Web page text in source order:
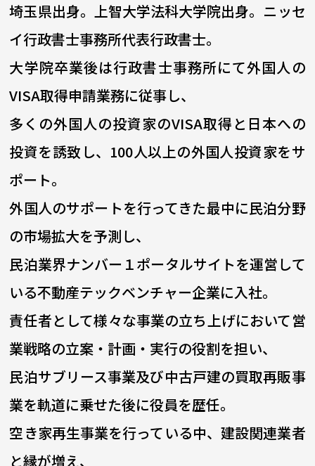
埼玉県出身。上智大学法科大学院出身。ニッセ
イ行政書士事務所代表行政書士。
大学院卒業後は行政書士事務所にて外国人の
VISA取得申請業務に従事し、
多くの外国人の投資家のVISA取得と日本への
投資を誘致し、100人以上の外国人投資家をサ
ポート。
外国人のサポートを行ってきた最中に民泊分野
の市場拡大を予測し、
民泊業界ナンバー１ポータルサイトを運営して
いる不動産テックベンチャー企業に入社。
責任者として様々な事業の立ち上げにおいて営
業戦略の立案・計画・実行の役割を担い、
民泊サブリース事業及び中古戸建の買取再販事
業を軌道に乗せた後に役員を歴任。
空き家再生事業を行っている中、建設関連業者
と縁が増え、